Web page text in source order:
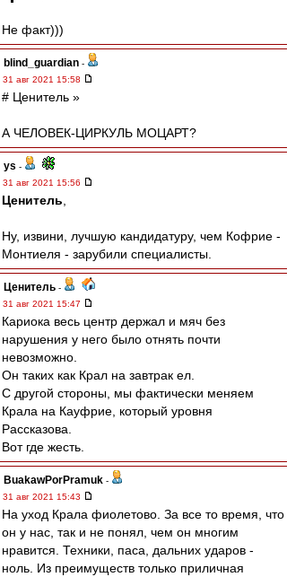
Не факт)))
blind_guardian -
31 авг 2021 15:58
# Ценитель »
А ЧЕЛОВЕК-ЦИРКУЛЬ МОЦАРТ?
ys -
31 авг 2021 15:56
Ценитель
Ну, извини, лучшую кандидатуру, чем Кофрие -
Монтиеля - зарубили специалисты.
Ценитель -
31 авг 2021 15:47
Кариока весь центр держал и мяч без
нарушения у него было отнять почти
невозможно.
Он таких как Крал на завтрак ел.
С другой стороны, мы фактически меняем
Крала на Кауфрие, который уровня
Рассказова.
Вот где жесть.
BuakawPorPramuk -
31 авг 2021 15:43
На уход Крала фиолетово. За все то время, что
он у нас, так и не понял, чем он многим
нравится. Техники, паса, дальних ударов -
ноль. Из преимуществ только приличная